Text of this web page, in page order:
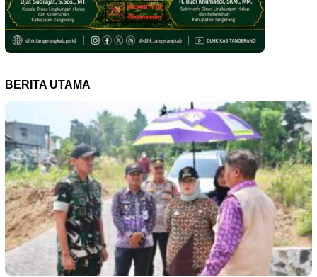
BERITA UTAMA